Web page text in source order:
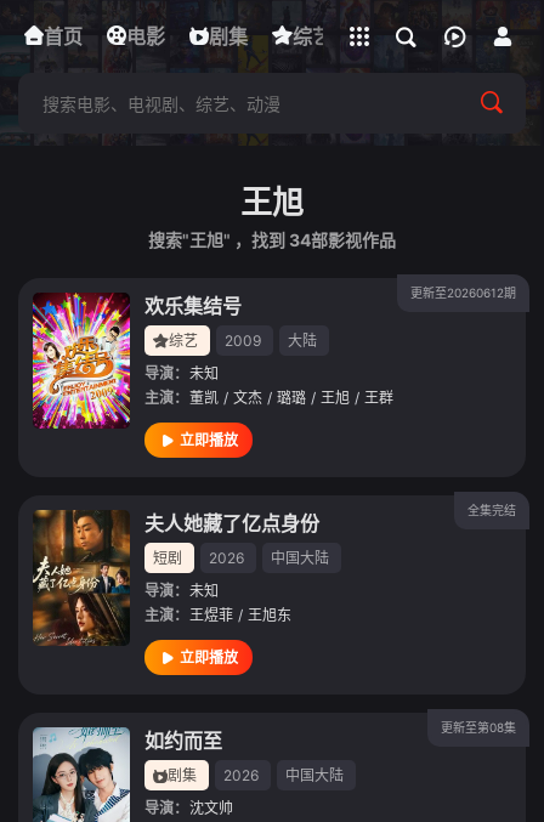
首页 电影 剧集 综艺 动漫 短剧
下载客户端
立即登录
王旭
搜索"王旭" ，找到 34部影视作品
更新至20260612期
欢乐集结号
综艺 2009
大陆
导演： 未知
主演： 董凯 / 文杰 / 璐璐 / 王旭 / 王群
立即播放
全集完结
夫人她藏了亿点身份
短剧 2026
中国大陆
导演： 未知
主演： 王煜菲 / 王旭东
立即播放
更新至第08集
如约而至
剧集 2026
中国大陆
导演： 沈文帅